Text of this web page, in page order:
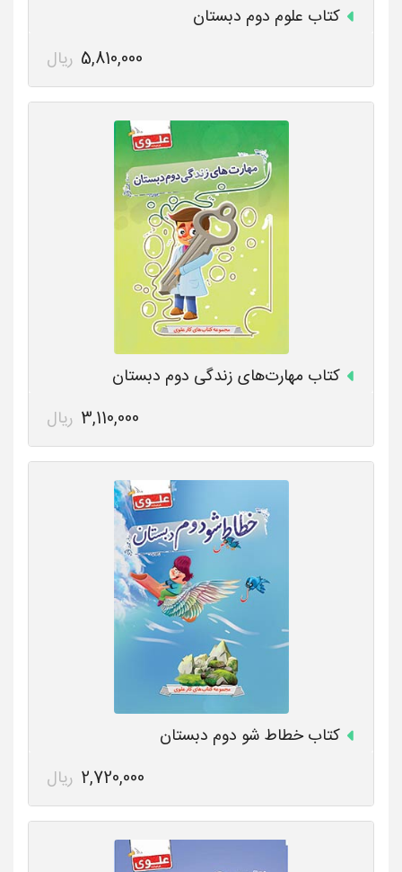
کتاب علوم دوم دبستان
5,810,000 ریال
کتاب مهارت‌های زندگی دوم دبستان
3,110,000 ریال
کتاب خطاط شو دوم دبستان
2,720,000 ریال